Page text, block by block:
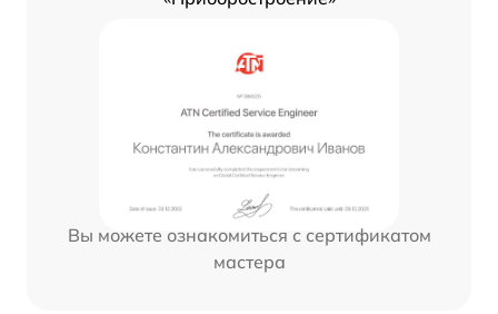
Вы можете ознакомиться с сертификатом
мастера